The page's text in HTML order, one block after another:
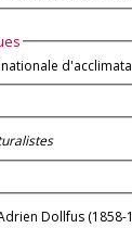
Dollfus